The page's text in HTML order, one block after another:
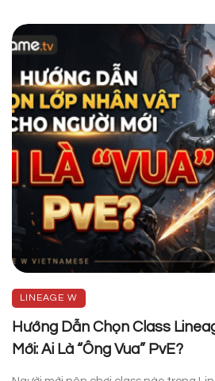
LINEAGE W
Hướng Dẫn Chọn Class
Mới: Ai Là “Ông Vua” PvE?